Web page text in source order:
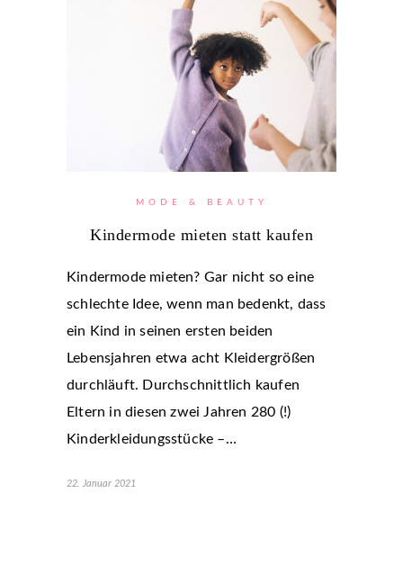
MODE & BEAUTY
Kindermode mieten statt kaufen
Kindermode mieten? Gar nicht so eine
schlechte Idee, wenn man bedenkt, dass
ein Kind in seinen ersten beiden
Lebensjahren etwa acht Kleidergrößen
durchläuft. Durchschnittlich kaufen
Eltern in diesen zwei Jahren 280 (!)
Kinderkleidungsstücke –…
22. Januar 2021